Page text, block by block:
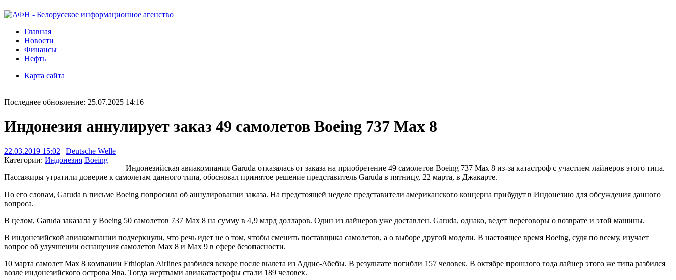
Главная
Новости
Финансы
Нефть
Карта сайта
Последнее обновление: 25.07.2025 14:16
Индонезия аннулирует заказ 49 самолетов Boeing 737 Max 8
22.03.2019 15:02 | Deutsche Welle
Категории: Индонезия Boeing
Индонезийская авиакомпания Garuda отказалась от заказа на приобретение 49 самолетов Boeing 737 Max 8 из-за катастроф с участием лайнеров этого типа.
Пассажиры утратили доверие к самолетам данного типа, обосновал принятое решение представитель Garuda в пятницу, 22 марта, в Джакарте.
По его словам, Garuda в письме Boeing попросила об аннулировании заказа. На предстоящей неделе представители американского концерна прибудут в Индонезию для обсуждения данного
вопроса.
В целом, Garuda заказала у Boeing 50 самолетов 737 Max 8 на сумму в 4,9 млрд долларов. Один из лайнеров уже доставлен. Garuda, однако, ведет переговоры о возврате и этой машины.
В индонезийской авиакомпании подчеркнули, что речь идет не о том, чтобы сменить поставщика самолетов, а о выборе другой модели. В настоящее время Boeing, судя по всему, изучает
вопрос об улучшении оснащения самолетов Max 8 и Max 9 в сфере безопасности.
10 марта самолет Max 8 компании Ethiopian Airlines разбился вскоре после вылета из Аддис-Абебы. В результате погибли 157 человек. В октябре прошлого года лайнер этого же типа разбился
возле индонезийского острова Ява. Тогда жертвами авиакатастрофы стали 189 человек.